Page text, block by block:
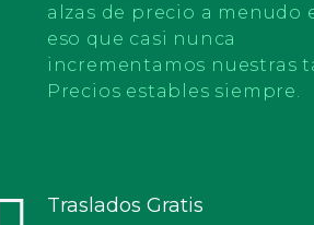
Nueva cuenta registrada GRUPO
CARRANZA S.A.C.
El registro se realizó con éxito,
El registro se realizó con éxito,
MASTER SEGURIDAD
alzas de precio a menudo
eso que casi nunca
incrementamos nuestras
Precios estables siempre.
Traslados Gratis